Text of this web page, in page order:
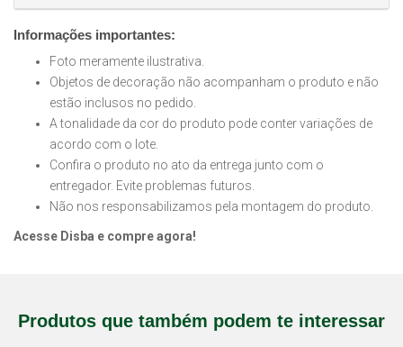
Informações importantes:
Foto meramente ilustrativa.
Objetos de decoração não acompanham o produto e não
estão inclusos no pedido.
A tonalidade da cor do produto pode conter variações de
acordo com o lote.
Confira o produto no ato da entrega junto com o
entregador. Evite problemas futuros.
Não nos responsabilizamos pela montagem do produto.
Acesse Disba e compre agora!
Produtos que também podem te interessar